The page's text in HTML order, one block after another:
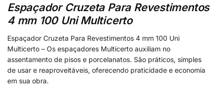
Espaçador Cruzeta Para Revestimentos
4 mm 100 Uni Multicerto
Espaçador Cruzeta Para Revestimentos 4 mm 100 Uni
Multicerto – Os espaçadores Multicerto auxiliam no
assentamento de pisos e porcelanatos. São práticos, simples
de usar e reaproveitáveis, oferecendo praticidade e economia
em sua obra.